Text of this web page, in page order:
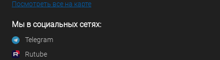
Посмотреть все на карте
Мы в социальных сетях:
Telegram
Rutube